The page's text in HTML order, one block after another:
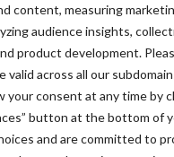
content, measuring
audience insights,
product development.
valid across all our
your consent at any time by
button at the bottom of
and are committed to
Toon meer